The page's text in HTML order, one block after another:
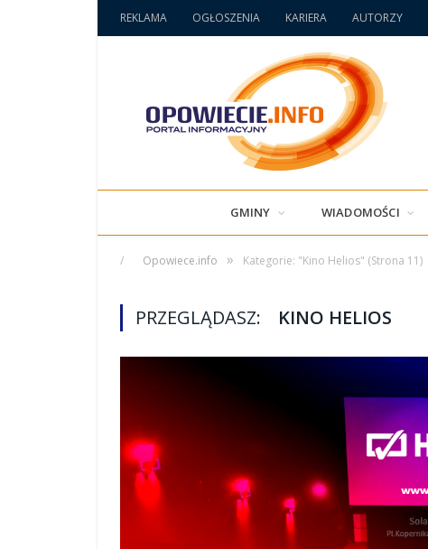
REKLAMA OGŁOSZENIA KARIERA AUTORZY
GMINY WIADOMOŚCI
/ Opowiece.info » Kategorie: "Kino Helios" (Strona 11)
PRZEGLĄDASZ: KINO HELIOS